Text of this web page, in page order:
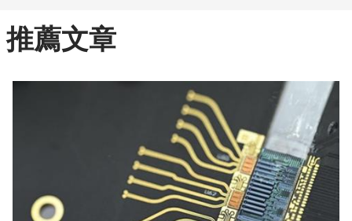
推薦文章